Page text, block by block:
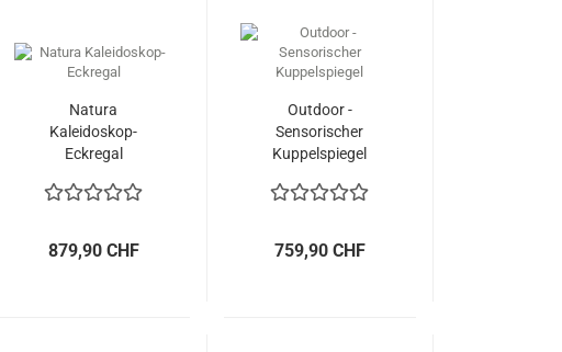
Natura
Kaleidoskop-
Eckregal
879,90 CHF
Outdoor -
Sensorischer
Kuppelspiegel
759,90 CHF